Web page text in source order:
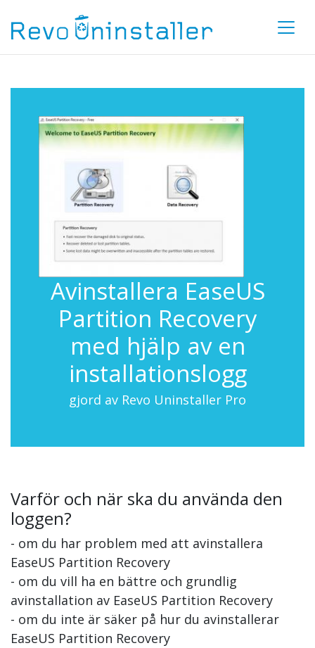
Avinstallera EaseUS
Partition Recovery
med hjälp av en
installationslogg
gjord av Revo Uninstaller Pro
Varför och när ska du använda den
loggen?
- om du har problem med att avinstallera
EaseUS Partition Recovery
- om du vill ha en bättre och grundlig
avinstallation av EaseUS Partition Recovery
- om du inte är säker på hur du avinstallerar
EaseUS Partition Recovery